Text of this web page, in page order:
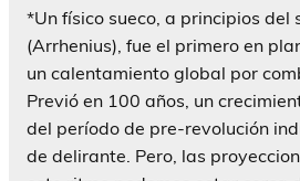
*Un físico sueco, a principios del
(Arrhenius), fue el primero en
un calentamiento global por
Previó en 100 años, un
del período de pre-revolución
de delirante. Pero, las